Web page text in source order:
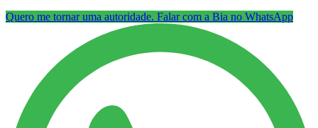
Quero me tornar uma autoridade. Falar com a Bia no WhatsApp